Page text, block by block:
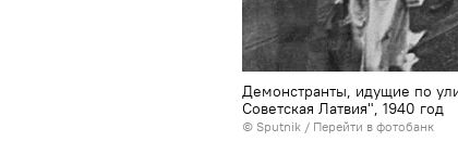
Демонстранты, идущие по
Советская Латвия", 1940 год
© Sputnik / Перейти в фотобанк